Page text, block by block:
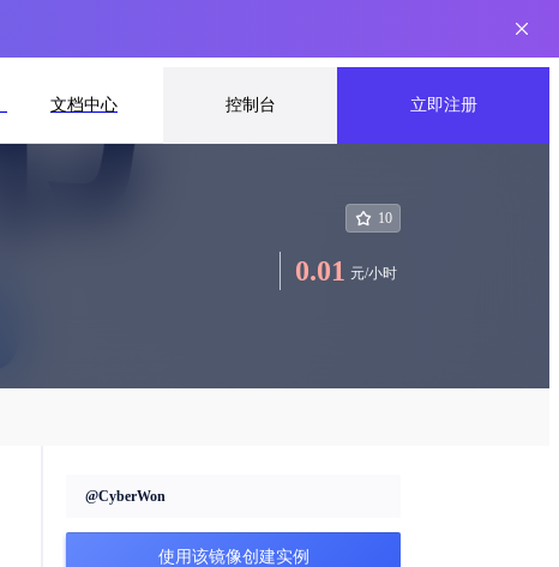
文档中心 控制台 立即注册
10
0.01 元/小时
@CyberWon
使用该镜像创建实例